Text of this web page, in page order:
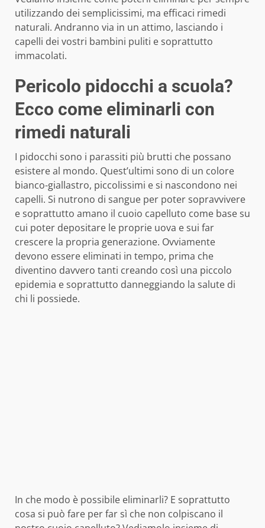
utilizzando dei semplicissimi, ma efficaci rimedi
naturali. Andranno via in un attimo, lasciando i
capelli dei vostri bambini puliti e soprattutto
immacolati.
Pericolo pidocchi a scuola?
Ecco come eliminarli con
rimedi naturali
I pidocchi sono i parassiti più brutti che possano
esistere al mondo. Quest’ultimi sono di un colore
bianco-giallastro, piccolissimi e si nascondono nei
capelli. Si nutrono di sangue per poter sopravvivere
e soprattutto amano il cuoio capelluto come base su
cui poter depositare le proprie uova e sui far
crescere la propria generazione. Ovviamente
devono essere eliminati in tempo, prima che
diventino davvero tanti creando così una piccolo
epidemia e soprattutto danneggiando la salute di
chi li possiede.
In che modo è possibile eliminarli? E soprattutto
cosa si può fare per far sì che non colpiscano il